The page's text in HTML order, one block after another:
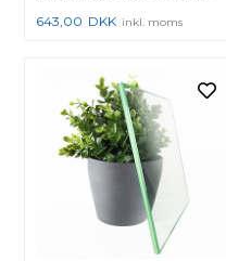
643,00 DKK inkl. moms